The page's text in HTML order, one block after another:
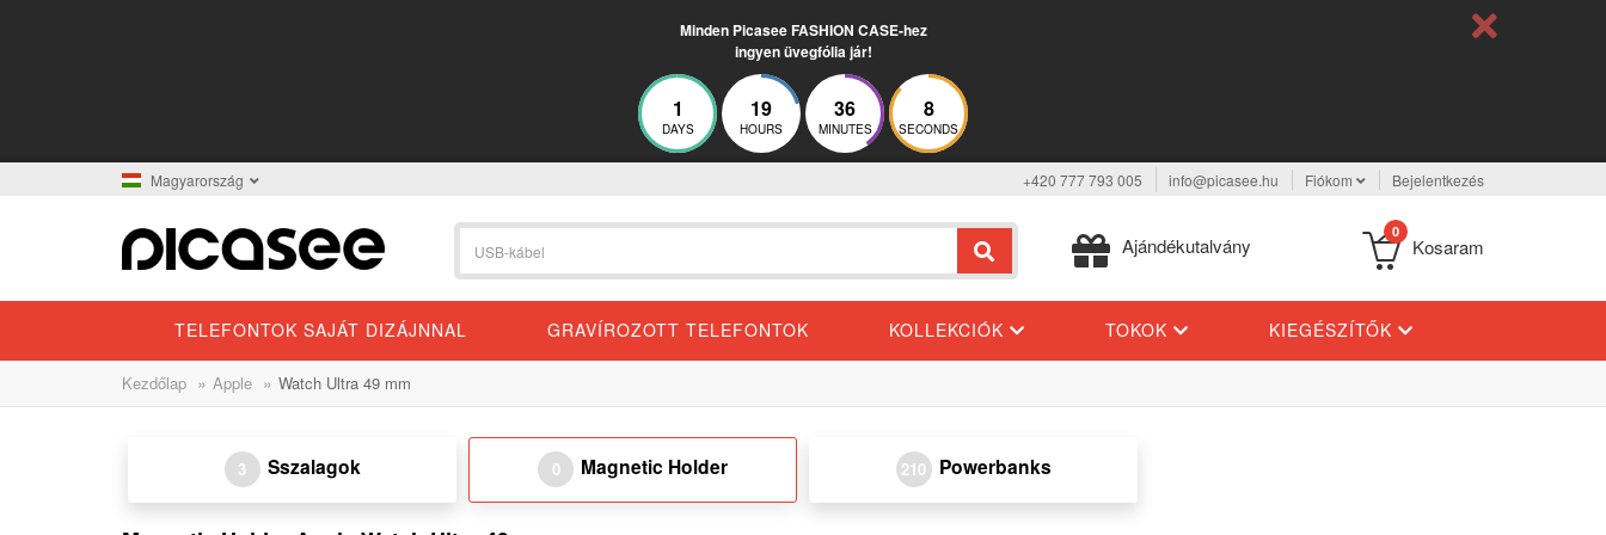
Minden Picasee FASHION CASE-hez
ingyen üvegfólia jár!
1
DAYS
19
HOURS
36
MINUTES
8
SECONDS
Magyarország +420 777 793 005 info@picasee.hu Fiókom Bejelentkezés
Ajándékutalvány
0
Kosaram
TELEFONTOK SAJÁT DIZÁJNNAL GRAVÍROZOTT TELEFONTOK KOLLEKCIÓK TOKOK KIEGÉSZÍTŐK
Kezdőlap » Apple » Watch Ultra 49 mm
3 Sszalagok 0 Magnetic Holder 210 Powerbanks